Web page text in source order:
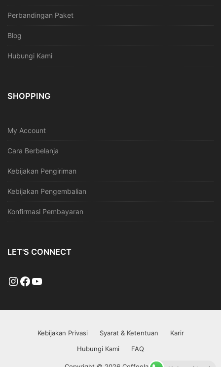
Perbandingan Paket
Blog
Hubungi Kami
SHOPPING
My Account
Cara Berbelanja
Kebijakan Pengiriman
Kebijakan Pengembalian
Konfirmasi Pembayaran
LET'S CONNECT
Kebijakan Privasi Syarat & Ketentuan
Karir
Hubungi Kami
FAQ